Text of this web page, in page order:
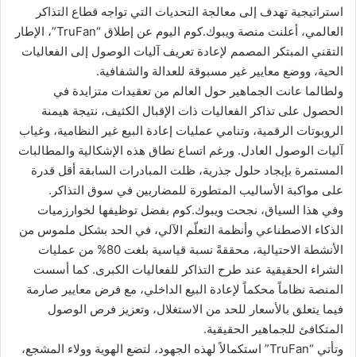
استراتيجية تهدف إلى معالجة التحديات التي تواجه قطاع التذاكر
العالمي، أعلنت منصة ويبوك.كوم اليوم عن إطلاق “TruFan”، الإطار
التقني المبتكر المصمم لإعادة تعريف آليات الوصول إلى الفعاليات
الحية، ووضع معايير غير مسبوقة للعدالة والشفافية.
ولطالما عانت الجماهير حول العالم من تعقيدات متزايدة في
الحصول على تذاكر الفعاليات ذات الإقبال الكثيف، نتيجة هيمنة
الروبوتات الرقمية، وتنامي عمليات إعادة البيع غير النظامية، وغياب
آليات الوصول العادل. ورغم اتساع نطاق هذه الإشكالية والمطالبات
المستمرة بإيجاد حلول جذرية، ظلت المبادرات السابقة أقل قدرة
على مواكبة الأساليب المتطورة للمضاربين في سوق التذاكر.
وفي هذا السياق، نجحت ويبوك.كوم بفضل توظيفها لخوارزميات
الذكاء الاصطناعي وأنظمة التعلّم الآلي، في الحد بشكل ملموس من
الأنشطة الاحتيالية، محققةً نسبة قياسية بلغت 80% من عمليات
الشراء الحقيقية عند طرح التذاكر للفعاليات الكبرى. كما أسست
المنصة نظاماً محكماً لإعادة البيع الداخلي، مع فرض معايير صارمة
فيما يتعلق بالأسعار للحد من الاستغلال، وتعزيز فرص الوصول
المتكافئ للجماهير الحقيقية.
وتأتي “TruFan” استكمالاً لهذه الجهود، لتضع الهوية وولاء المشجع،